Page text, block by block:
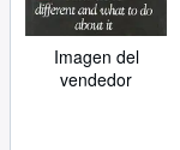
Imagen del
vendedor